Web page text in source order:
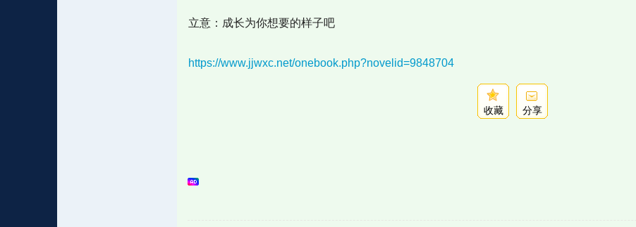
立意：成长为你想要的样子吧
https://www.jjwxc.net/onebook.php?novelid=9848704
收藏 分享